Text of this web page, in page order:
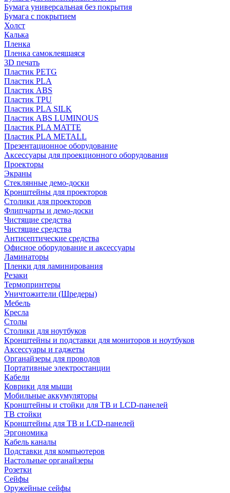
Бумага универсальная без покрытия
Бумага с покрытием
Холст
Калька
Пленка
Пленка самоклеящаяся
3D печать
Пластик PETG
Пластик PLA
Пластик ABS
Пластик TPU
Пластик PLA SILK
Пластик ABS LUMINOUS
Пластик PLA MATTE
Пластик PLA METALL
Презентационное оборудование
Аксессуары для проекционного оборудования
Проекторы
Экраны
Стеклянные демо-доски
Кронштейны для проекторов
Столики для проекторов
Флипчарты и демо-доски
Чистящие средства
Чистящие средства
Антисептические средства
Офисное оборудование и аксессуары
Ламинаторы
Пленки для ламинирования
Резаки
Термопринтеры
Уничтожители (Шредеры)
Мебель
Кресла
Столы
Столики для ноутбуков
Кронштейны и подставки для мониторов и ноутбуков
Аксессуары и гаджеты
Органайзеры для проводов
Портативные электростанции
Кабели
Коврики для мыши
Мобильные аккумуляторы
Кронштейны и стойки для ТВ и LCD-панелей
ТВ стойки
Кронштейны для ТВ и LCD-панелей
Эргономика
Кабель каналы
Подставки для компьютеров
Настольные органайзеры
Розетки
Сейфы
Оружейные сейфы